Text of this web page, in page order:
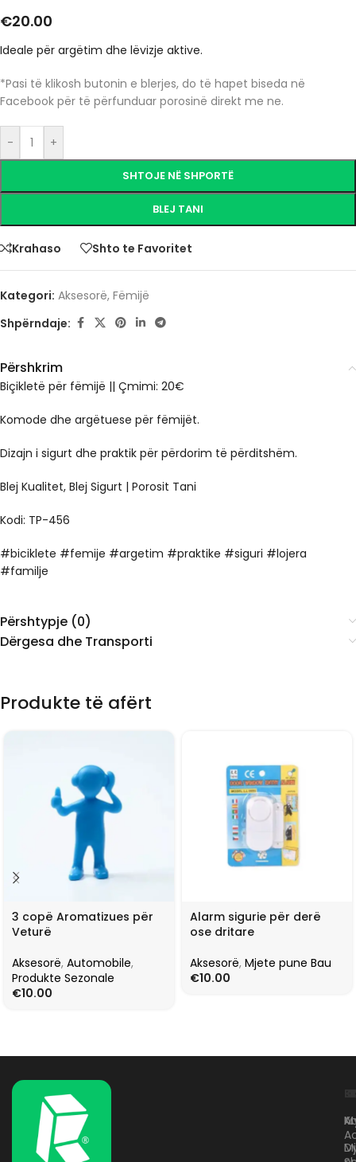
€20.00
Ideale për argëtim dhe lëvizje aktive.
*Pasi të klikosh butonin e blerjes, do të hapet biseda në
Facebook për të përfunduar porosinë direkt me ne.
- +
SHTOJE NË SHPORTË
BLEJ TANI
Krahaso Shto te Favoritet
Kategori: Aksesorë, Fëmijë
Shpërndaje:
Përshkrim
Biçikletë për fëmijë || Çmimi: 20€
Komode dhe argëtuese për fëmijët.
Dizajn i sigurt dhe praktik për përdorim të përditshëm.
Blej Kualitet, Blej Sigurt | Porosit Tani
Kodi: TP-456
#biciklete #femije #argetim #praktike #siguri #lojera
#familje
Përshtypje (0)
Dërgesa dhe Transporti
Produkte të afërt
3 copë Aromatizues për
Veturë
Aksesorë, Automobile,
Produkte Sezonale
€10.00
Alarm sigurie për derë
ose dritare
Aksesorë, Mjete pune Bau
€10.00